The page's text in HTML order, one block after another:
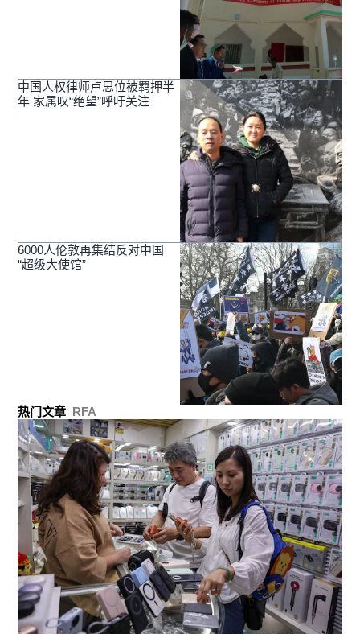
中国人权律师卢思位被羁押半
年 家属叹“绝望”呼吁关注
6000人伦敦再集结反对中国
“超级大使馆”
热门文章 RFA